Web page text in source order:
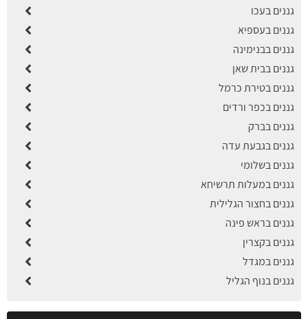
גננים בעכו
גננים בעספיא
גננים בבנימינה
גננים בבית שאן
גננים בטירת כרמל
גננים בכפר ורדים
גננים בברק
גננים בגבעת עדה
גננים בשלומי
גננים במעלות תרשיחא
גננים בחצור הגלילית
גננים בראש פינה
גננים בקצרין
גננים במגדל
גננים בנוף הגליל